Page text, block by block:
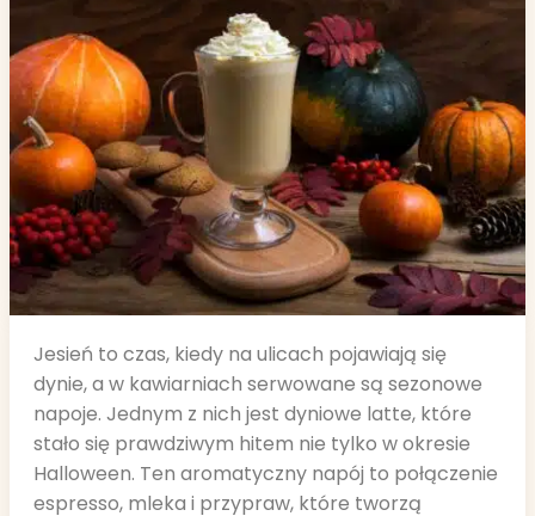
Jesień to czas, kiedy na ulicach pojawiają się
dynie, a w kawiarniach serwowane są sezonowe
napoje. Jednym z nich jest dyniowe latte, które
stało się prawdziwym hitem nie tylko w okresie
Halloween. Ten aromatyczny napój to połączenie
espresso, mleka i przypraw, które tworzą